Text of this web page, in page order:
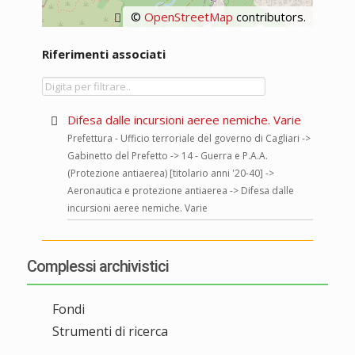
© OpenStreetMap contributors.
Riferimenti associati
Difesa dalle incursioni aeree nemiche. Varie
Prefettura - Ufficio terroriale del governo di Cagliari ->
Gabinetto del Prefetto -> 14 - Guerra e P.A.A.
(Protezione antiaerea) [titolario anni '20-40] ->
Aeronautica e protezione antiaerea -> Difesa dalle
incursioni aeree nemiche. Varie
Complessi archivistici
Fondi
Strumenti di ricerca